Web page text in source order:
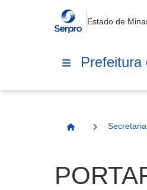
Estado de
Prefeitura
Página Inicial